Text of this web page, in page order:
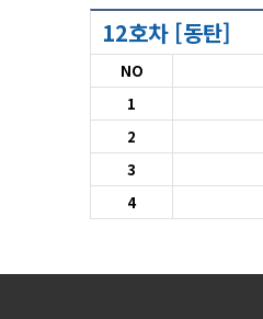
12호차 [동탄]
NO
1
2
3
4